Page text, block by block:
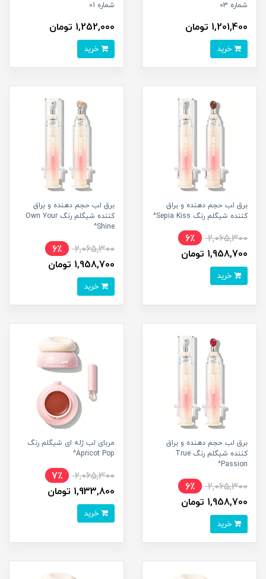
شماره 03
1,201,400 تومان
شماره 01
1,252,000 تومان
برق لب حجم دهنده و براق
کننده شیگلم رنگ Sepia Kiss^
2,065,300
6٪
1,958,700 تومان
برق لب حجم دهنده و براق
کننده شیگلم رنگ Own Your
Shine^
2,065,300
6٪
1,958,700 تومان
برق لب حجم دهنده و براق
کننده شیگلم رنگ True
Passion^
2,065,300
6٪
1,958,700 تومان
مربای لب ژله ای شیگلم رنگ
Apricot Pop^
2,065,300
7٪
1,933,800 تومان